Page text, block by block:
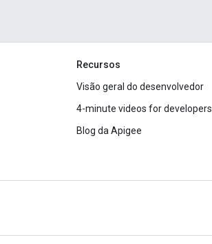
Recursos
Visão geral do desenvolvedor
4-minute videos for developers
Blog da Apigee